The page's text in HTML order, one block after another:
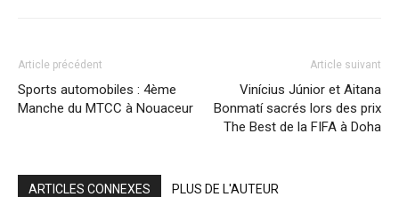
Article précédent
Sports automobiles : 4ème
Manche du MTCC à Nouaceur
Article suivant
Vinícius Júnior et Aitana
Bonmatí sacrés lors des prix
The Best de la FIFA à Doha
ARTICLES CONNEXES PLUS DE L'AUTEUR